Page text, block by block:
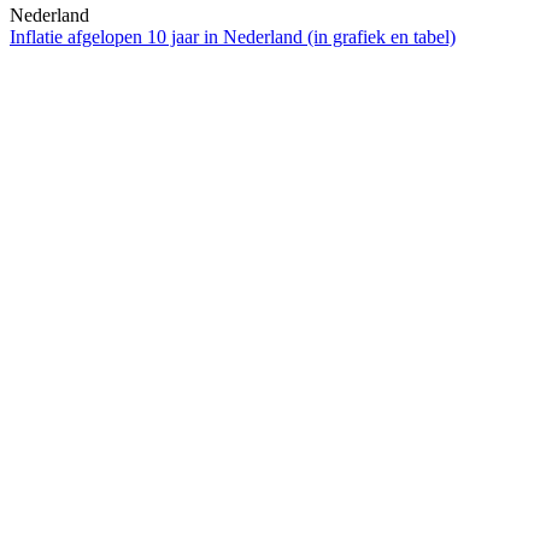
Nederland
Inflatie afgelopen 10 jaar in Nederland (in grafiek en tabel)